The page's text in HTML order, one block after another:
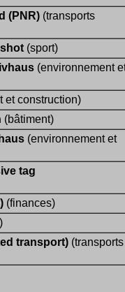
(PNR) (transports
(sport)
(environnement
et construction)
(bâtiment)
(environnement et
tag
(finances)
transport) (transports